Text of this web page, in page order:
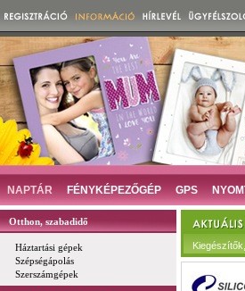
NAPTÁR FÉNYKÉPEZŐGÉP GPS
Otthon, szabadidő
Háztartási gépek
Szépségápolás
Szerszámgépek